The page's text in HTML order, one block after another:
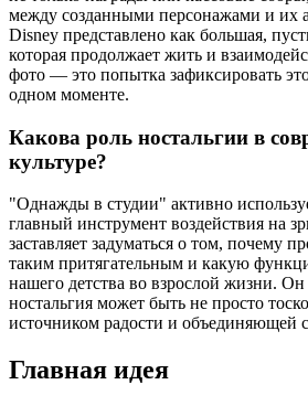
между созданными персонажами и их
Disney представлено как большая,
которая продолжает жить и
фото — это попытка зафиксировать
одном моменте.
Какова роль ностальгии в
культуре?
"Однажды в студии" активно
главный инструмент воздействия на
заставляет задуматься о том, почему
таким притягательным и какую
нашего детства во взрослой жизни. Он
ностальгия может быть не просто
источником радости и объединяющей
Главная идея